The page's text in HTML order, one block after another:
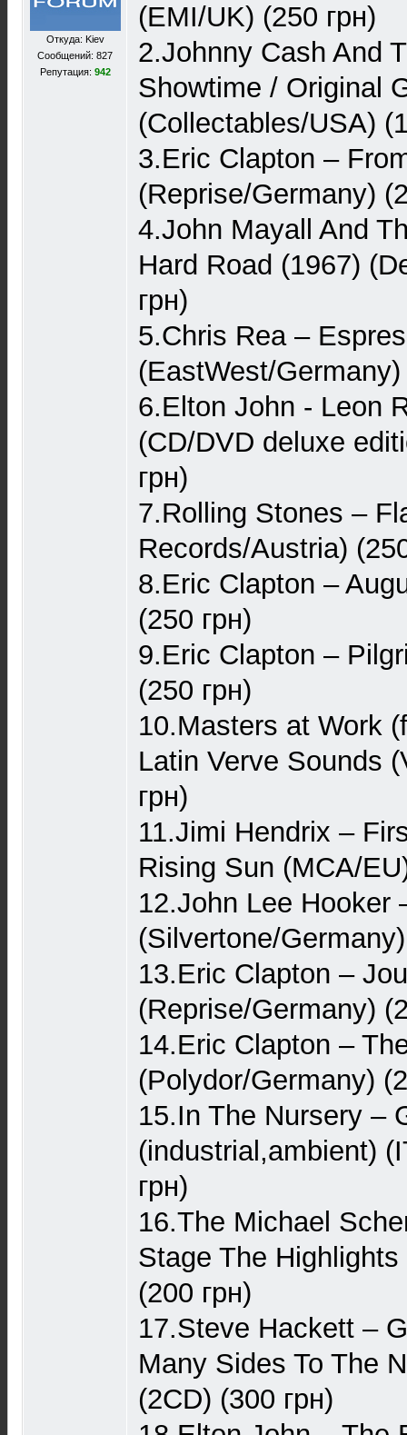
Откуда: Kiev
Сообщений: 827
Репутация: 942
(EMI/UK) (250 грн)
2.Johnny Cash And
Showtime / Original
(Collectables/USA)
3.Eric Clapton –
(Reprise/Germany)
4.John Mayall And
Hard Road (1967)
грн)
5.Chris Rea –
(EastWest/Germany)
6.Elton John - Leon
(CD/DVD deluxe
грн)
7.Rolling Stones –
Records/Austria)
8.Eric Clapton –
(250 грн)
9.Eric Clapton –
(250 грн)
10.Masters at Work
Latin Verve Sounds
грн)
11.Jimi Hendrix –
Rising Sun (MCA/
12.John Lee Hooker
(Silvertone/
13.Eric Clapton –
(Reprise/Germany)
14.Eric Clapton –
(Polydor/Germany)
15.In The Nursery –
(industrial,ambient)
грн)
16.The Michael
Stage The
(200 грн)
17.Steve Hackett –
Many Sides To The
(2CD) (300 грн)